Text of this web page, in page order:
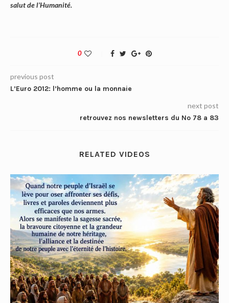
salut de l’Humanité.
0
previous post
L’Euro 2012: l’homme ou la monnaie
next post
retrouvez nos newsletters du No 78 a 83
RELATED VIDEOS